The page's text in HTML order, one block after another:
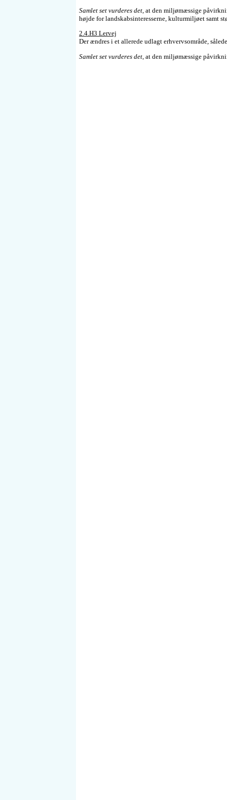
Samlet set vurderes det , at den miljømæssige
højde for landskabsinteresserne, kulturmiljøet samt
2.4.H3 Lervej
Der ændres i et allerede udlagt erhvervsområde,
Samlet set vurderes det , at den miljømæssige